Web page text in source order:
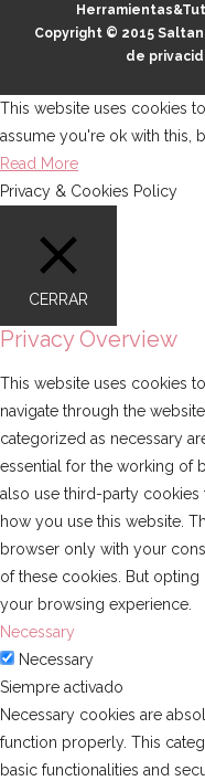
Copyright © 2015
de
This website uses cookies
assume you're ok with this,
Read More
Privacy & Cookies Policy
CERRAR
Privacy Overview
This website uses cookies
navigate through the
categorized as necessary
essential for the working of
also use third-party cookies
how you use this website.
browser only with your
of these cookies. But
your browsing experience.
Necessary
Necessary
Siempre activado
Necessary cookies are
function properly. This
basic functionalities and